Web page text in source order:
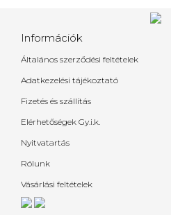
Információk
Általános szerződési feltételek
Adatkezelési tájékoztató
Fizetés és szállítás
Elérhetőségek Gy.i.k.
Nyitvatartás
Rólunk
Vásárlási feltételek